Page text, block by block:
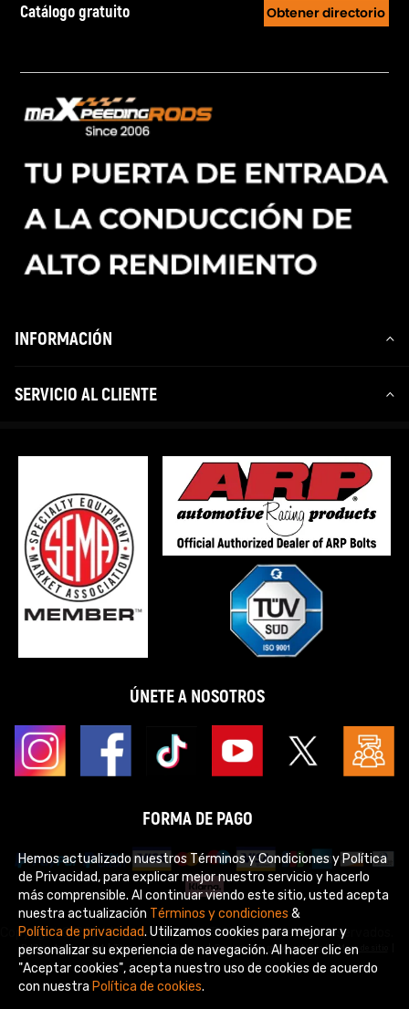
Catálogo gratuito Obtener directorio
INFORMACIÓN
SERVICIO AL CLIENTE
ÚNETE A NOSOTROS
FORMA DE PAGO
Copyright © 2026 Maxpeedingrods Todos los derechos reservados.
Política de privacidad Términos y condiciones Descargos de responsabilidad Mapa de sitio
Hemos actualizado nuestros Términos y Condiciones y Política
de Privacidad, para explicar mejor nuestro servicio y hacerlo
más comprensible. Al continuar viendo este sitio, usted acepta
nuestra actualización Términos y condiciones&
Política de privacidad. Utilizamos cookies para mejorar y
personalizar su experiencia de navegación. Al hacer clic en
"Aceptar cookies", acepta nuestro uso de cookies de acuerdo
con nuestra Política de cookies.